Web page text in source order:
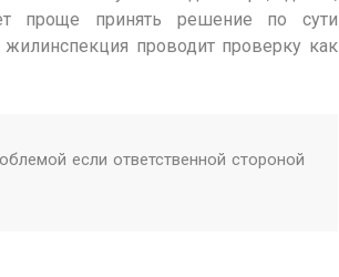
проще принять решение по сути
проводит проверку как
если ответственной стороной